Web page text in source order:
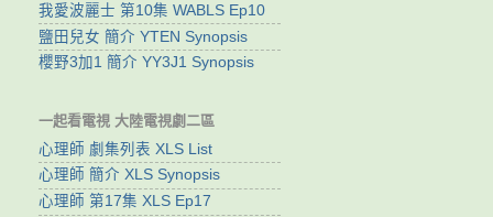
我愛波麗士 第10集 WABLS Ep10
鹽田兒女 簡介 YTEN Synopsis
櫻野3加1 簡介 YY3J1 Synopsis
一起看電視 大陸電視劇二區
心理師 劇集列表 XLS List
心理師 簡介 XLS Synopsis
心理師 第17集 XLS Ep17